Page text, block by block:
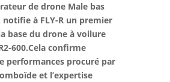
de drone Male bas
notifie à FLY-R un premier
base du drone à voilure
600.Cela confirme
performances procuré par
et l’expertise